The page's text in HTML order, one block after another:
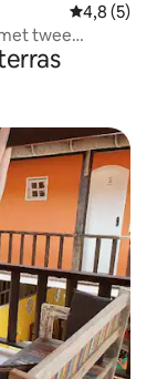
4,8 (5)
twee